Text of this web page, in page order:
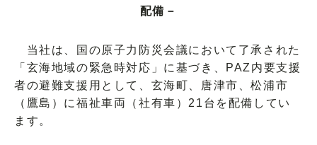
配備－
当社は、国の原子力防災会議において了承された
「玄海地域の緊急時対応」に基づき、PAZ内要支援
者の避難支援用として、玄海町、唐津市、松浦市
（鷹島）に福祉車両（社有車）21台を配備してい
ます。